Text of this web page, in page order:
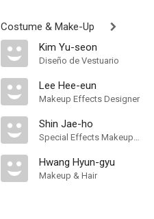
Costume & Make-Up
Kim Yu-seon
Diseño de Vestuario
Lee Hee-eun
Makeup Effects Designer
Shin Jae-ho
Special Effects Makeup Artist
Hwang Hyun-gyu
Makeup & Hair